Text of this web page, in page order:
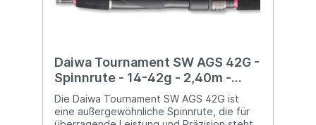
Daiwa Tournament SW AGS 42G -
Spinnrute - 14-42g - 2,40m -
Japanische Präzision
Die Daiwa Tournament SW AGS 42G ist
eine außergewöhnliche Spinnrute, die für